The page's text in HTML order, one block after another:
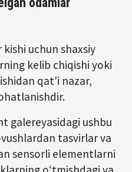
uchun shaxsiy
kelib chiqishi yoki
qat'i nazar,
galereyasidagi ushbu
tasvirlar va
sensorli elementlarni